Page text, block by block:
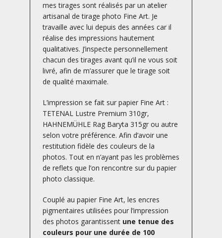
mes tirages sont réalisés par un atelier
artisanal de tirage photo Fine Art. Je
travaille avec lui depuis des années car il
réalise des impressions hautement
qualitatives. J’inspecte personnellement
chacun des tirages avant qu’il ne vous soit
livré, afin de m’assurer que le tirage soit
de qualité maximale.
L’impression se fait sur papier Fine Art :
TETENAL Lustre Premium 310gr,
HAHNEMÜHLE Rag Baryta 315gr ou autre
selon votre préférence. Afin d’avoir une
restitution fidèle des couleurs de la
photos. Tout en n’ayant pas les problèmes
de reflets que l’on rencontre sur du papier
photo classique.
Couplé au papier Fine Art, les encres
pigmentaires utilisées pour l’impression
des photos garantissent une tenue des
couleurs pour une durée de 100